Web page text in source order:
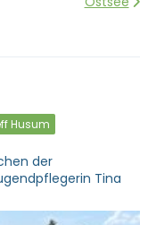
Husum
der
Tina